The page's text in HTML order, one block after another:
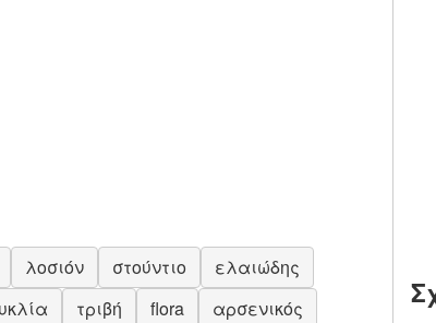
λοσιόν στούντιο
ελαιώδης
τριβή flora
αρσενικός